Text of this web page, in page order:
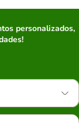
personalizados,